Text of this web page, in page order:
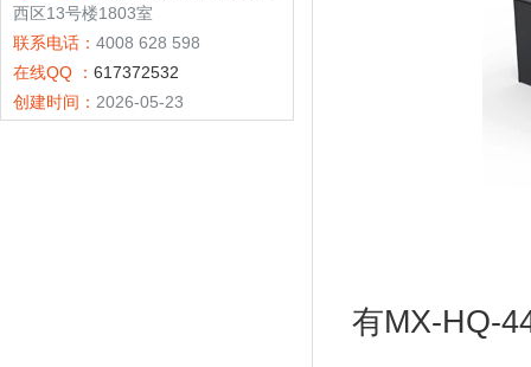
西区13号楼1803室
联系电话： 4008 628 598
在线QQ ： 617372532
创建时间： 2026-05-23
有MX-HQ-